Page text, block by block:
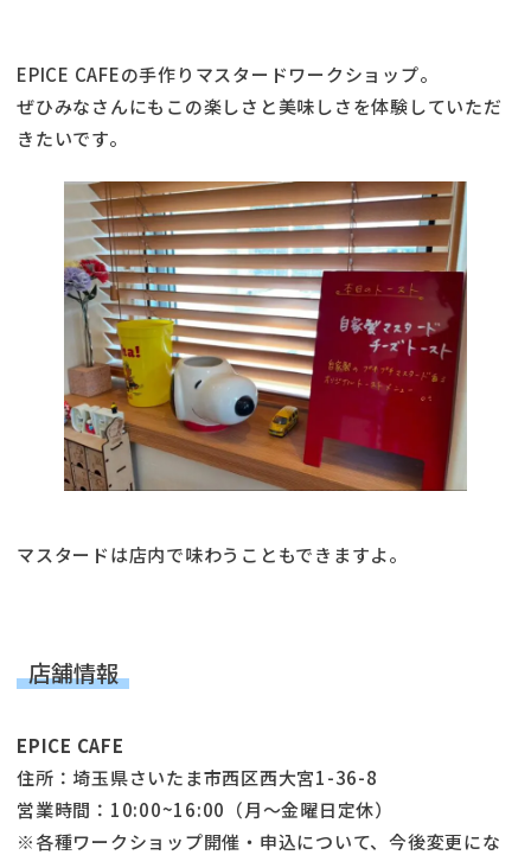
EPICE CAFEの手作りマスタードワークショップ。
ぜひみなさんにもこの楽しさと美味しさを体験していただ
きたいです。
マスタードは店内で味わうこともできますよ。
店舗情報
EPICE CAFE
住所：埼玉県さいたま市西区西大宮1-36-8
営業時間：10:00~16:00（月〜金曜日定休）
※各種ワークショップ開催・申込について、今後変更にな